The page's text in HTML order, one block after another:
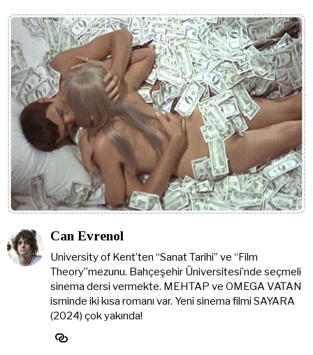
Can Evrenol
University of Kent’ten “Sanat Tarihi” ve “Film
Theory”mezunu. Bahçeşehir Üniversitesi’nde seçmeli
sinema dersi vermekte. MEHTAP ve OMEGA VATAN
isminde iki kısa romanı var. Yeni sinema filmi SAYARA
(2024) çok yakında!